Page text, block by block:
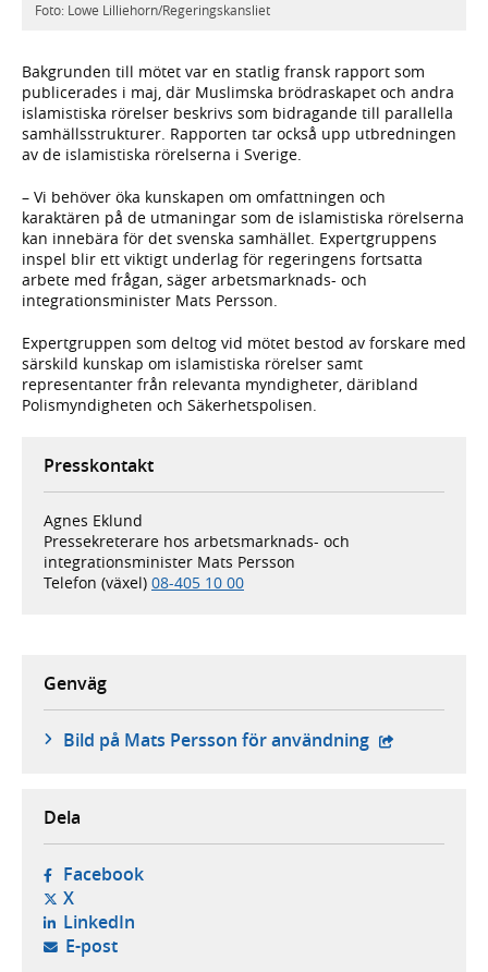
Foto: Lowe Lilliehorn/Regeringskansliet
Bakgrunden till mötet var en statlig fransk rapport som
publicerades i maj, där Muslimska brödraskapet och andra
islamistiska rörelser beskrivs som bidragande till parallella
samhällsstrukturer. Rapporten tar också upp utbredningen
av de islamistiska rörelserna i Sverige.
– Vi behöver öka kunskapen om omfattningen och
karaktären på de utmaningar som de islamistiska rörelserna
kan innebära för det svenska samhället. Expertgruppens
inspel blir ett viktigt underlag för regeringens fortsatta
arbete med frågan, säger arbetsmarknads- och
integrationsminister Mats Persson.
Expertgruppen som deltog vid mötet bestod av forskare med
särskild kunskap om islamistiska rörelser samt
representanter från relevanta myndigheter, däribland
Polismyndigheten och Säkerhetspolisen.
Presskontakt
Agnes Eklund
Pressekreterare hos arbetsmarknads- och
integrationsminister Mats Persson
Telefon (växel) 08-405 10 00
Genväg
Bild på Mats Persson för användning - extern
Dela
Facebook- öppnas i ny flik, extern webbplats,
X- öppnas i ny flik, extern webbplats,
LinkedIn- öppnas i ny flik, extern webbplats,
E-post- öppnar din e-postklient,